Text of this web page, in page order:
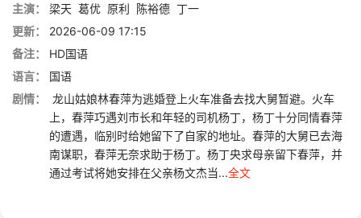
主演：
梁天 葛优 原利 陈裕德 丁一
更新：
2026-06-09 17:15
备注：
HD国语
语言：
国语
剧情：
龙山姑娘林春萍为逃婚登上火车准备去找大舅暂避。火车
上，春萍巧遇刘市长和年轻的司机杨丁，杨丁十分同情春萍
的遭遇，临别时给她留下了自家的地址。春萍的大舅已去海
南谋职，春萍无奈求助于杨丁。杨丁央求母亲留下春萍，并
通过考试将她安排在父亲杨文杰当...全文